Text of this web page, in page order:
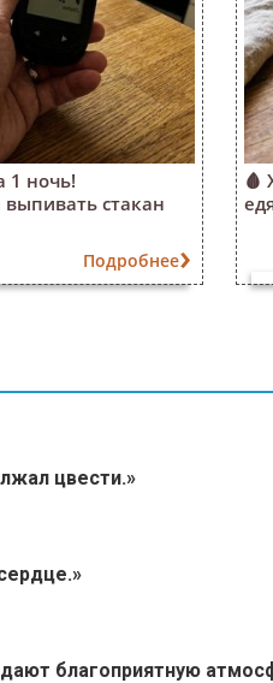
1 ночь!
стакан
Подробнее
🩸
цвести.»
благоприятную